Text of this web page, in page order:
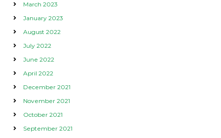
March 2023
January 2023
August 2022
July 2022
June 2022
April 2022
December 2021
November 2021
October 2021
September 2021